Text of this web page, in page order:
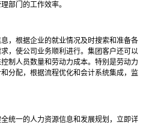
部门的工作效率。
，根据企业的就业情况及时搜索和准备各
，使公司业务顺利进行。集团客户还可以
制人员数量和劳动力成本。特别是劳动力
分配，根据流程优化和会计系统集成，监
统一的人力资源信息和发展规划，立即详